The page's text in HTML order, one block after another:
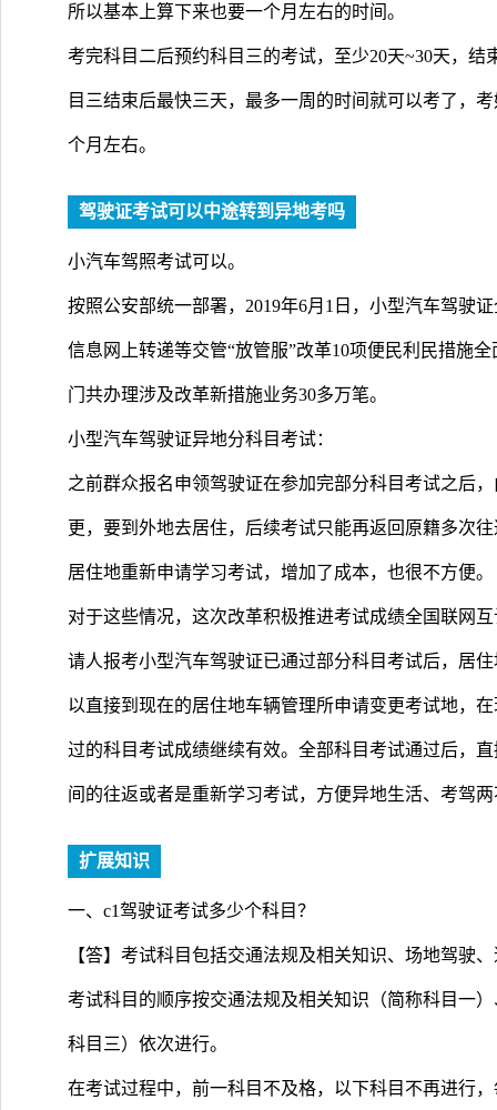
所以基本上算下来也要一个月左右的时间。
考完科目二后预约科目三的考试，至少20天~30天，
目三结束后最快三天，最多一周的时间就可以考了，
个月左右。
驾驶证考试可以中途转到异地考吗
小汽车驾照考试可以。
按照公安部统一部署，2019年6月1日，小型汽车驾驶
信息网上转递等交管“放管服”改革10项便民利民措施
门共办理涉及改革新措施业务30多万笔。
小型汽车驾驶证异地分科目考试：
之前群众报名申领驾驶证在参加完部分科目考试之后
更，要到外地去居住，后续考试只能再返回原籍多次
居住地重新申请学习考试，增加了成本，也很不方便。
对于这些情况，这次改革积极推进考试成绩全国联网
请人报考小型汽车驾驶证已通过部分科目考试后，居
以直接到现在的居住地车辆管理所申请变更考试地，
过的科目考试成绩继续有效。全部科目考试通过后，
间的往返或者是重新学习考试，方便异地生活、考驾
扩展知识
一、c1驾驶证考试多少个科目？
【答】考试科目包括交通法规及相关知识、场地驾驶
考试科目的顺序按交通法规及相关知识（简称科目一
科目三）依次进行。
在考试过程中，前一科目不及格，以下科目不再进行